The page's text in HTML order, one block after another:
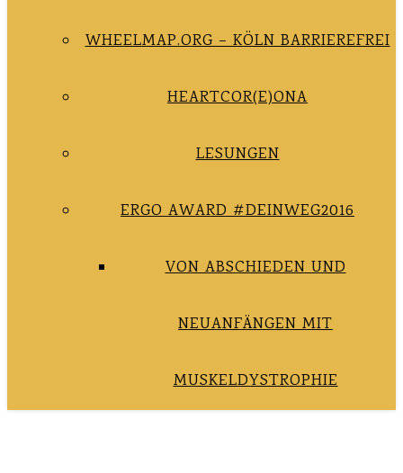
WHEELMAP.ORG – KÖLN BARRIEREFREI
HEARTCOR(E)ONA
LESUNGEN
ERGO AWARD #DEINWEG2016
VON ABSCHIEDEN UND
NEUANFÄNGEN MIT
MUSKELDYSTROPHIE